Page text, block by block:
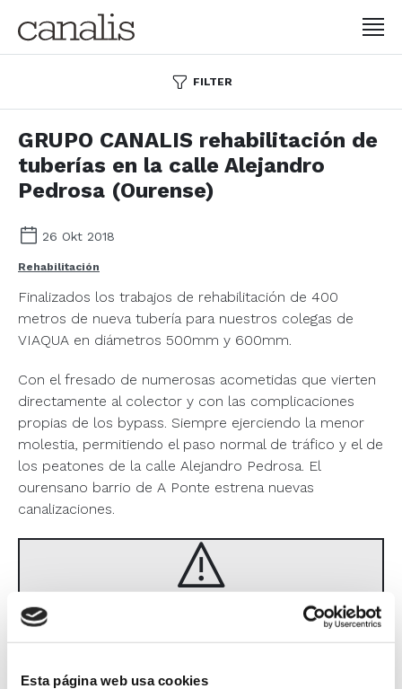
Esta página web usa cookies
FILTER
GRUPO CANALIS rehabilitación de
tuberías en la calle Alejandro
Pedrosa (Ourense)
26 Okt 2018
Rehabilitación
Finalizados los trabajos de rehabilitación de 400
metros de nueva tubería para nuestros colegas de
VIAQUA en diámetros 500mm y 600mm.
Con el fresado de numerosas acometidas que vierten
directamente al colector y con las complicaciones
propias de los bypass. Siempre ejerciendo la menor
molestia, permitiendo el paso normal de tráfico y el de
los peatones de la calle Alejandro Pedrosa. El
ourensano barrio de A Ponte estrena nuevas
canalizaciones.
Este conteúdo foi bloqueado pelo uso
de cookies. Para o visualizar deve
aceitar os cookies necessários.